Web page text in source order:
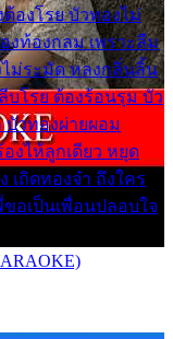
องโรย บัวทองไม่
งท้องกลม เพราะลืม
ม่ระมัด หลงกลิ่นลิ้น
บโรย ต้องร้อนรุม บัว
วทองผ่ายผอม
งไห้ลูกเดียว หยุด
เถิดทองจ๋า ถึงใคร
ขอเป็นเพื่อนปลอบใจ